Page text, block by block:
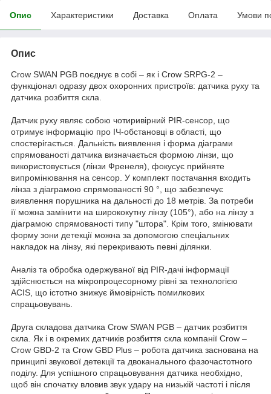
Опис Характеристики Доставка Оплата Умови
Опис
Crow SWAN PGB поєднує в собі – як і Crow SRPG-2 –
функціонал одразу двох охоронних пристроїв: датчика руху та
датчика розбиття скла.
Датчик руху являє собою чотиривірний PIR-сенсор, що
отримує інформацію про ІЧ-обстановці в області, що
спостерігається. Дальність виявлення і форма діаграми
спрямованості датчика визначається формою лінзи, що
використовується (лінзи Френеля), фокусує прийняте
випромінювання на сенсор. У комплект постачання входить
лінза з діаграмою спрямованості 90 °, що забезпечує
виявлення порушника на дальності до 18 метрів. За потреби
її можна замінити на ширококутну лінзу (105°), або на лінзу з
діаграмою спрямованості типу "штора". Крім того, змінювати
форму зони детекції можна за допомогою спеціальних
накладок на лінзу, які перекривають певні ділянки.
Аналіз та обробка одержуваної від PIR-дачі інформації
здійснюється на мікропроцесорному рівні за технологією
ACIS, що істотно знижує ймовірність помилкових
спрацьовувань.
Друга складова датчика Crow SWAN PGB – датчик розбиття
скла. Як і в окремих датчиків розбиття скла компанії Crow –
Crow GBD-2 та Crow GBD Plus – робота датчика заснована на
принципі звукової детекції та двоканального фазочастотного
поділу. Для успішного спрацьовування датчика необхідно,
щоб він спочатку вловив звук удару на низькій частоті і після